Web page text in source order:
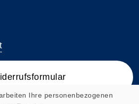
Ihre personenbezogenen